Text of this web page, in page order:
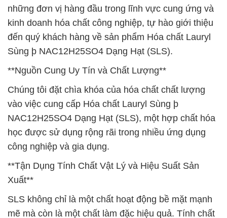
những đơn vị hàng đầu trong lĩnh vực cung ứng và
kinh doanh hóa chất công nghiệp, tự hào giới thiệu
đến quý khách hàng về sản phẩm Hóa chất Lauryl
Sùng þ NAC12H25SO4 Dạng Hạt (SLS).
**Nguồn Cung Uy Tín và Chất Lượng**
Chúng tôi đặt chìa khóa của hóa chất chất lượng
vào việc cung cấp Hóa chất Lauryl Sùng þ
NAC12H25SO4 Dạng Hạt (SLS), một hợp chất hóa
học được sử dụng rộng rãi trong nhiều ứng dụng
công nghiệp và gia dụng.
**Tận Dụng Tính Chất Vật Lý và Hiệu Suất Sản
Xuất**
SLS không chỉ là một chất hoạt động bề mặt mạnh
mẽ mà còn là một chất làm đặc hiệu quả. Tính chất